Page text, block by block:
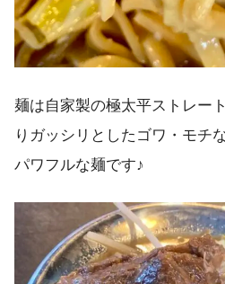
麺は自家製の極太平ストレー
りガッシリとしたゴワ・モチ
パワフルな麺です♪